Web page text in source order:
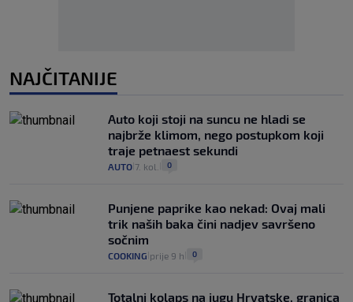
NAJČITANIJE
Auto koji stoji na suncu ne hladi se
najbrže klimom, nego postupkom koji
traje petnaest sekundi
AUTO 7. kol. 0
Punjene paprike kao nekad: Ovaj mali
trik naših baka čini nadjev savršeno
sočnim
COOKING prije 9 h 0
Totalni kolaps na jugu Hrvatske, granica